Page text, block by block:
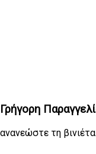
Γρήγορη
ανανεώστε τη